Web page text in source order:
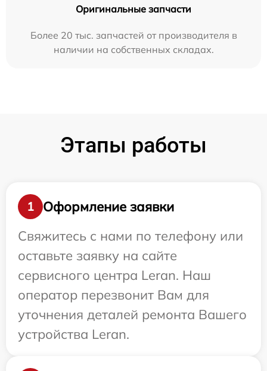
Оригинальные запчасти
Более 20 тыс. запчастей от производителя в
наличии на собственных складах.
Этапы работы
1
Оформление заявки
Свяжитесь с нами по телефону или
оставьте заявку на сайте
сервисного центра Leran. Наш
оператор перезвонит Вам для
уточнения деталей ремонта Вашего
устройства Leran.